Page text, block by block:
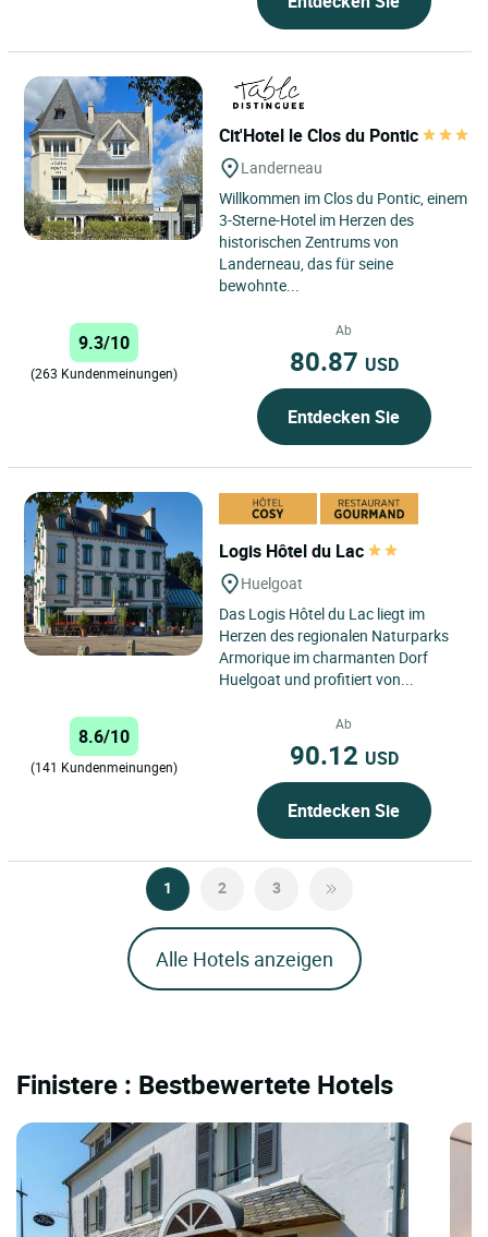
Cit'Hotel le Clos du Pontic
Landerneau
Willkommen im Clos du Pontic, einem
3-Sterne-Hotel im Herzen des
historischen Zentrums von
Landerneau, das für seine
bewohnte...
9.3/10
(263 Kundenmeinungen)
Ab
80.87 USD
Entdecken Sie
Logis Hôtel du Lac
Huelgoat
Das Logis Hôtel du Lac liegt im
Herzen des regionalen Naturparks
Armorique im charmanten Dorf
Huelgoat und profitiert von...
8.6/10
(141 Kundenmeinungen)
Ab
90.12 USD
Entdecken Sie
1 2 3
Alle Hotels anzeigen
Finistere : Bestbewertete Hotels